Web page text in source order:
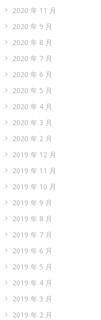
2020 年 11 月
2020 年 9 月
2020 年 8 月
2020 年 7 月
2020 年 6 月
2020 年 5 月
2020 年 4 月
2020 年 3 月
2020 年 2 月
2019 年 12 月
2019 年 11 月
2019 年 10 月
2019 年 9 月
2019 年 8 月
2019 年 7 月
2019 年 6 月
2019 年 5 月
2019 年 4 月
2019 年 3 月
2019 年 2 月